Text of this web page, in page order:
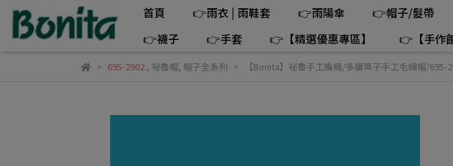
首頁 👉雨衣 | 雨鞋套 👉雨陽傘 👉帽子/髮帶
👉襪子
👉手套 👉【精選優惠專區】 👉【手作
695-2902, 祕魯帽, 帽子全系列 【Bonita】祕魯手工編織/多層葉子手工毛線帽/695-